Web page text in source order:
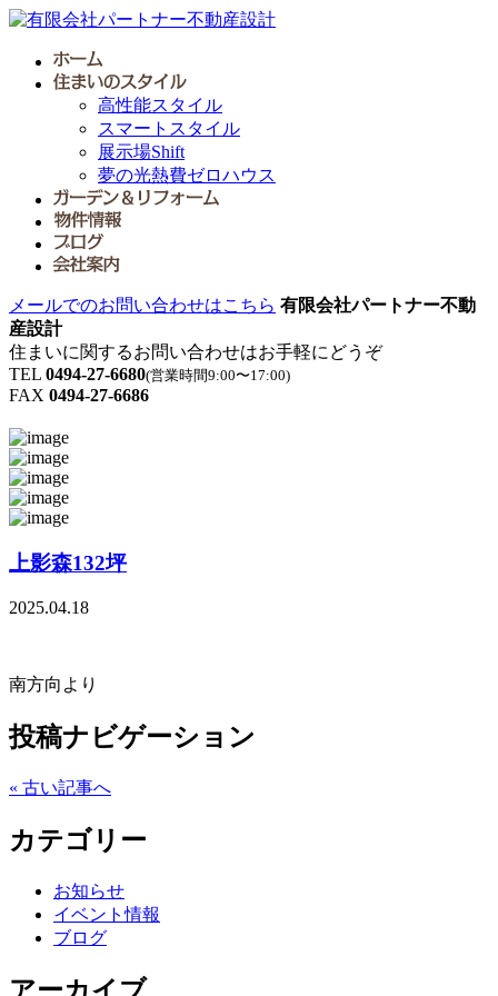
高性能スタイル
スマートスタイル
展示場Shift
夢の光熱費ゼロハウス
メールでのお問い合わせはこちら 有限会社パートナー不動
産設計
住まいに関するお問い合わせはお手軽にどうぞ
TEL 0494-27-6680(営業時間9:00〜17:00)
FAX 0494-27-6686
上影森132坪
2025.04.18
南方向より
投稿ナビゲーション
« 古い記事へ
カテゴリー
お知らせ
イベント情報
ブログ